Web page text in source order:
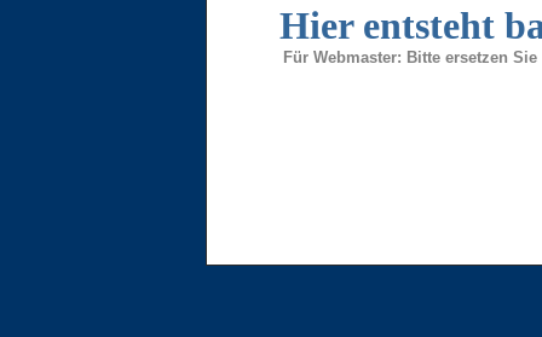
Hier entsteht
Für Webmaster: Bitte ersetzen